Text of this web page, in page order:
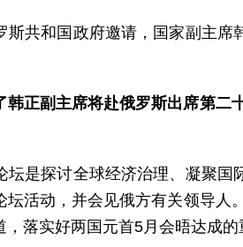
斯共和国政府邀请，国家副主
韩正副主席将赴俄罗斯出席第
坛是探讨全球经济治理、凝聚
活动，并会见俄方有关领导
落实好两国元首5月会晤达成